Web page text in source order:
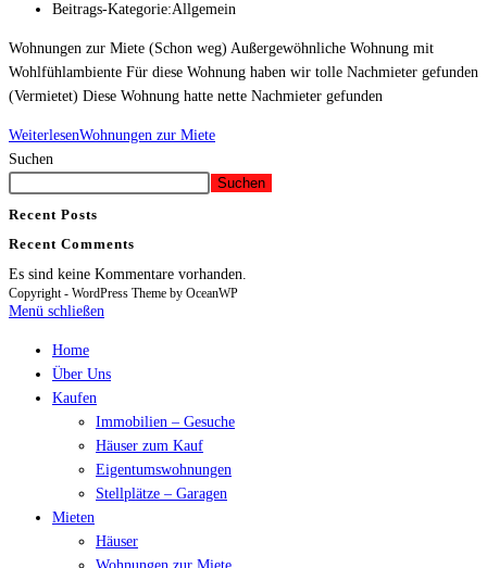
Beitrags-Kategorie:Allgemein
Wohnungen zur Miete (Schon weg) Außergewöhnliche Wohnung mit
Wohlfühlambiente Für diese Wohnung haben wir tolle Nachmieter gefunden
(Vermietet) Diese Wohnung hatte nette Nachmieter gefunden
WeiterlesenWohnungen zur Miete
Suchen
Suchen
Recent Posts
Recent Comments
Es sind keine Kommentare vorhanden.
Copyright - WordPress Theme by OceanWP
Menü schließen
Home
Über Uns
Kaufen
Immobilien – Gesuche
Häuser zum Kauf
Eigentumswohnungen
Stellplätze – Garagen
Mieten
Häuser